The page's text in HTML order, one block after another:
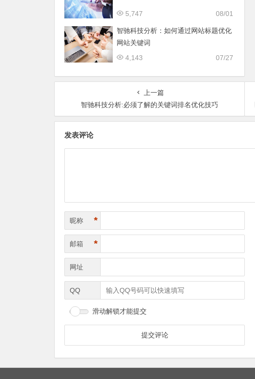
08/01
5,747
智驰科技分析：如何通过网站标题优化
网站关键词
07/27
4,143
上一篇
智驰科技分析:必须了解的关键词排名优化技巧
发表评论
昵称 *
邮箱 *
网址
QQ
滑动解锁才能提交